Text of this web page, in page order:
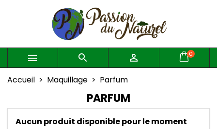
   0
Accueil Maquillage Parfum
PARFUM
Aucun produit disponible pour le moment
Mes listes d'envies
Créer une nouvelle liste
((modalTitle))
((confirmMessage))
Créer une liste d'envies
Nom de la liste d'envies
Annuler Créer une liste d'envies
Connexion
Vous devez être connecté pour ajouter des produits
à votre liste d'envies.
Annuler